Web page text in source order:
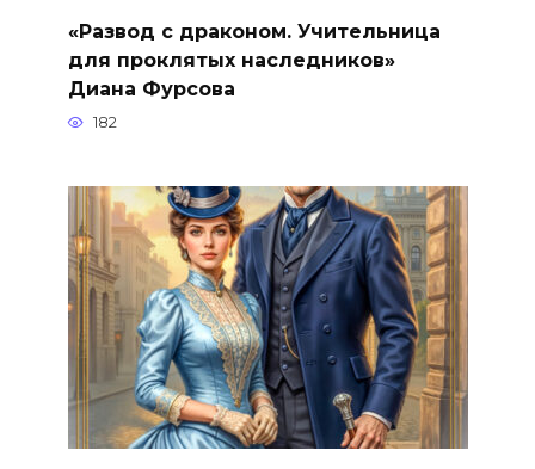
«Развод с драконом. Учительница
для проклятых наследников»
Диана Фурсова
182